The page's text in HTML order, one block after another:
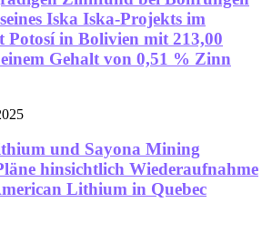
Iska Iska-Projekts im
Potosí in Bolivien mit 213,00
Gehalt von 0,51 % Zinn
und Sayona Mining
hinsichtlich Wiederaufnahme
Lithium in Quebec